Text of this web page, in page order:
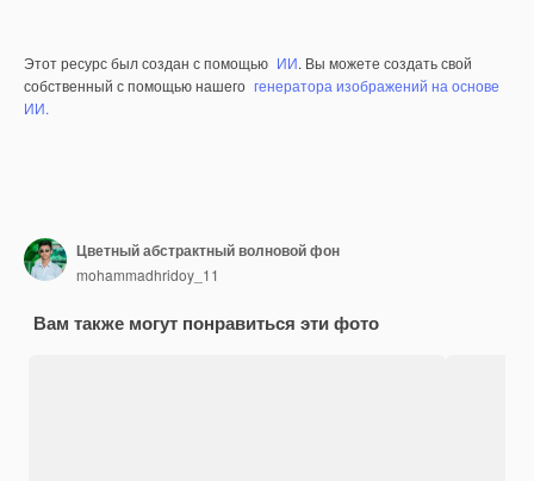
Этот ресурс был создан с помощью ИИ. Вы можете создать свой
собственный с помощью нашего генератора изображений на основе
ИИ.
Цветный абстрактный волновой фон
mohammadhridoy_11
Вам также могут понравиться эти фото